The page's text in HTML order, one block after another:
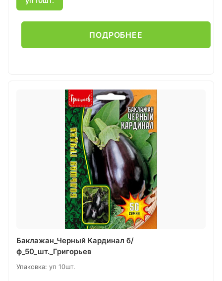
ПОДРОБНЕЕ
Баклажан_Черный Кардинал б/
ф_50_шт._Григорьев
Упаковка: уп 10шт.